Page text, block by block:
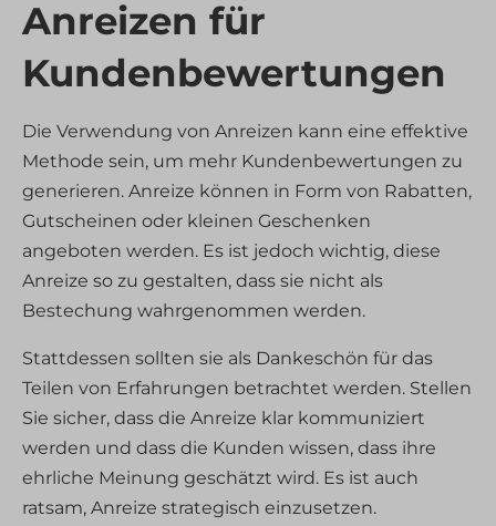
Anreizen für
Kundenbewertungen
Die Verwendung von Anreizen kann eine effektive
Methode sein, um mehr Kundenbewertungen zu
generieren. Anreize können in Form von Rabatten,
Gutscheinen oder kleinen Geschenken
angeboten werden. Es ist jedoch wichtig, diese
Anreize so zu gestalten, dass sie nicht als
Bestechung wahrgenommen werden.
Stattdessen sollten sie als Dankeschön für das
Teilen von Erfahrungen betrachtet werden. Stellen
Sie sicher, dass die Anreize klar kommuniziert
werden und dass die Kunden wissen, dass ihre
ehrliche Meinung geschätzt wird. Es ist auch
ratsam, Anreize strategisch einzusetzen.